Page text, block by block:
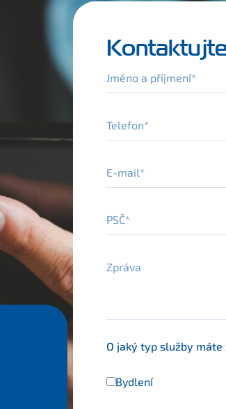
Jméno a příjmení
Telefon
E-mail
PSČ
Zpráva
O jaký typ služby máte
Bydlení